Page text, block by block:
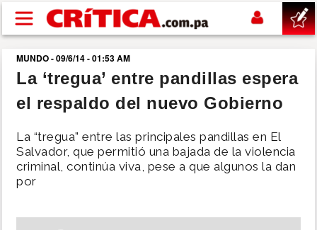
Pasar al contenido principal
buscar
SUCESOS
NACIONAL
POLÍTICA
MUNDO - 09/6/14 - 01:53 AM
La ‘tregua’ entre pandillas espera
el respaldo del nuevo Gobierno
La “tregua” entre las principales pandillas en El
Salvador, que permitió una bajada de la violencia
criminal, continúa viva, pese a que algunos la dan
por